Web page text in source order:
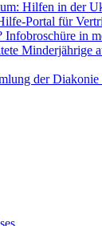
Hilfen in der
Portal für
Infobroschüre in
Minderjährige
der